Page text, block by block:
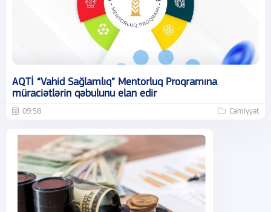
AQTİ “Vahid Sağlamlıq” Mentorluq Proqramına
müraciətlərin qəbulunu elan edir
09:58 Cəmiyyət